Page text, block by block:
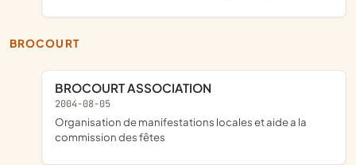
BROCOURT
BROCOURT ASSOCIATION
2004-08-05
organisation de manifestations locales et aide a la
commission des fêtes